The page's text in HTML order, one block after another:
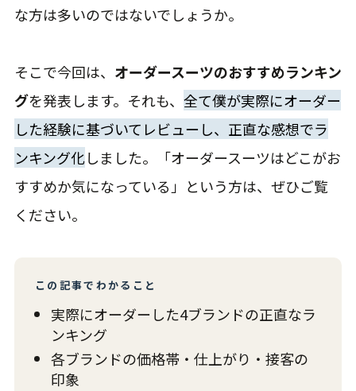
な方は多いのではないでしょうか。
そこで今回は、 オーダースーツのおすすめランキン
グを発表します。それも、 全て僕が実際にオーダー
した経験に基づいてレビューし、正直な感想でラ
ンキング化しました。「オーダースーツはどこがお
すすめか気になっている」という方は、ぜひご覧
ください。
この記事でわかること
実際にオーダーした4ブランドの正直なラ
ンキング
各ブランドの価格帯・仕上がり・接客の
印象